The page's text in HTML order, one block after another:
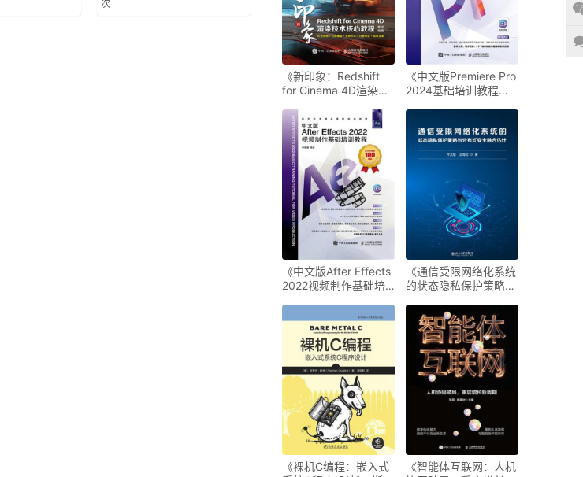
次
《新印象：Redshift
for Cinema 4D渲染技
《中文版Premiere Pro
2024基础培训教程
《中文版After Effects
2022视频制作基础培
《通信受限网络化系统
的状态隐私保护策略与
计》-许大星
《裸机C编程：嵌入式
《智能体互联网：人机